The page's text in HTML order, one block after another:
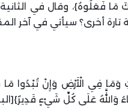
مَا فَعَلُوهُ}، وقال في
تارة أخرى؟ سيأتي في آخر
وَمَا فِي الْأَرْضِ وَإِنْ تُبْدُوا